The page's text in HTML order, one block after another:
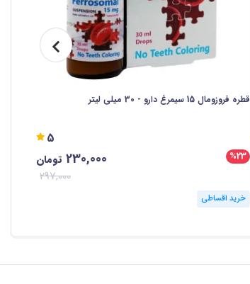
قطره فروزومال 15 سیمرغ دارو - 30 میلی لیتر
5
%23
230,000 تومان
297,000
خرید اقساطی